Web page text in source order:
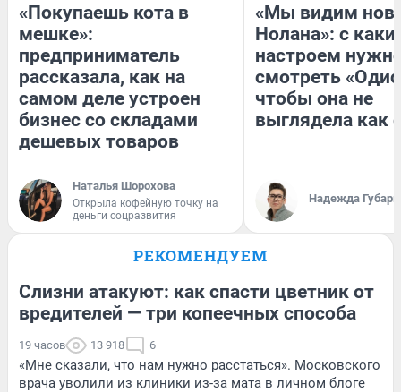
«Покупаешь кота в
мешке»:
предприниматель
рассказала, как на
самом деле устроен
бизнес со складами
дешевых товаров
Наталья Шорохова
Открыла кофейную точку на
деньги соцразвития
«Мы видим
Нолана»: с
настроем
смотреть
чтобы она не
выглядела как
Надежда Губарь
РЕКОМЕНДУЕМ
Слизни атакуют: как спасти цветник от
вредителей — три копеечных способа
19 часов 13 918 6
«Мне сказали, что нам нужно расстаться». Московского
врача уволили из клиники из-за мата в личном блоге